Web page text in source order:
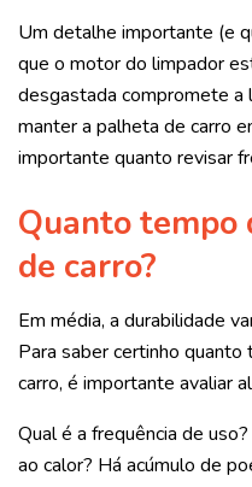
Um detalhe importante (e
que o motor do limpador
desgastada compromete a
manter a palheta de carro
importante quanto revisar
Quanto tempo
de carro?
Em média, a durabilidade
Para saber certinho
carro, é importante avaliar
Qual é a frequência de
ao calor? Há acúmulo de